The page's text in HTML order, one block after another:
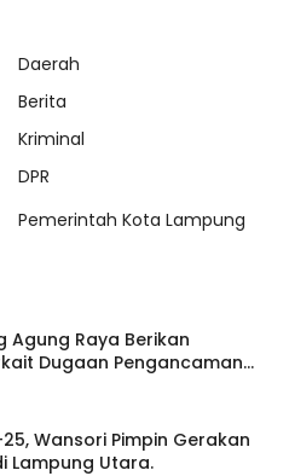
Daerah
Berita
Kriminal
DPR
Pemerintah Kota Lampung
Agung Raya Berikan
Dugaan Pengancaman
Berujung Laporan ke
Wansori Pimpin Gerakan
Lampung Utara.